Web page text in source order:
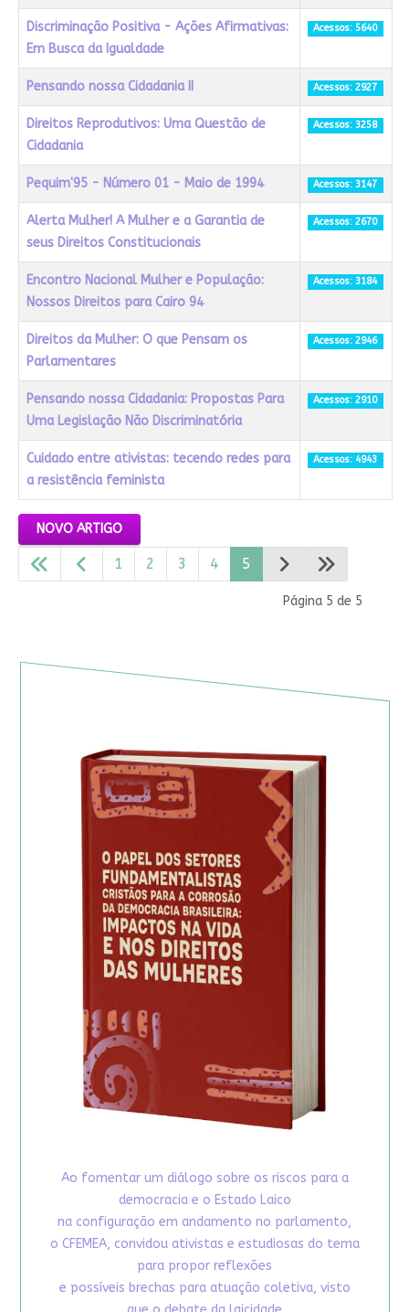
Discriminação Positiva - Ações Afirmativas:
Em Busca da Igualdade
Acessos: 5640
Pensando nossa Cidadania II Acessos: 2927
Direitos Reprodutivos: Uma Questão de
Cidadania
Acessos: 3258
Pequim'95 - Número 01 - Maio de 1994 Acessos: 3147
Alerta Mulher! A Mulher e a Garantia de
seus Direitos Constitucionais
Acessos: 2670
Encontro Nacional Mulher e População:
Nossos Direitos para Cairo 94
Acessos: 3184
Direitos da Mulher: O que Pensam os
Parlamentares
Acessos: 2946
Pensando nossa Cidadania: Propostas Para
Uma Legislação Não Discriminatória
Acessos: 2910
Cuidado entre ativistas: tecendo redes para
a resistência feminista
Acessos: 4943
NOVO ARTIGO
Página 5 de 5
1 2 3 4 5
Ao fomentar um diálogo sobre os riscos para a
democracia e o Estado Laico
na configuração em andamento no parlamento,
o CFEMEA, convidou ativistas e estudiosas do tema
para propor reflexões
e possíveis brechas para atuação coletiva, visto